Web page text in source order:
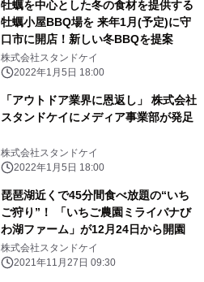
牡蠣を中心とした冬の食材を提供する
牡蠣小屋BBQ場を 来年1月(予定)に守
口市に開店！新しい冬BBQを提案
株式会社スタンドケイ
2022年1月5日 18:00
「アウトドア業界に恩返し」 株式会社
スタンドケイにメディア事業部が発足
株式会社スタンドケイ
2022年1月5日 18:00
琵琶湖近くで45分間食べ放題の“いち
ご狩り”！ 「いちご農園ミライバナび
わ湖ファーム」が12月24日から開園
株式会社スタンドケイ
2021年11月27日 09:30